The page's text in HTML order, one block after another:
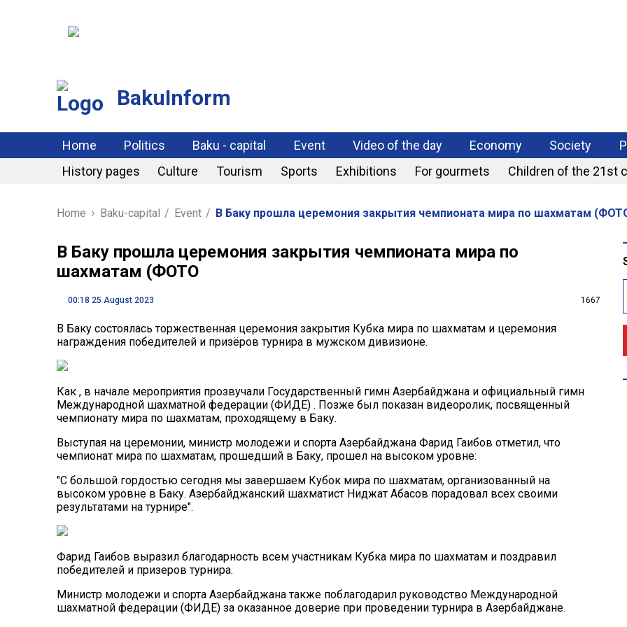
BakuInform
Home Politics Baku - capital Event Video of the day Economy Society
History pages
Culture Tourism Sports Exhibitions For gourmets Children of the 21st
Home Baku-capital / Event / В Баку прошла церемония закрытия чемпионата мира по шахматам
В Баку прошла церемония закрытия чемпионата мира по
шахматам (ФОТО
00:18 25 August 2023 1667
В Баку состоялась торжественная церемония закрытия Кубка мира по шахматам и церемония
награждения победителей и призёров турнира в мужском дивизионе.
Как , в начале мероприятия прозвучали Государственный гимн Азербайджана и официальный гимн
Международной шахматной федерации (ФИДЕ) . Позже был показан видеоролик, посвященный
чемпионату мира по шахматам, проходящему в Баку.
Выступая на церемонии, министр молодежи и спорта Азербайджана Фарид Гаибов отметил, что
чемпионат мира по шахматам, прошедший в Баку, прошел на высоком уровне:
"С большой гордостью сегодня мы завершаем Кубок мира по шахматам, организованный на
высоком уровне в Баку. Азербайджанский шахматист Ниджат Абасов порадовал всех своими
результатами на турнире".
Фарид Гаибов выразил благодарность всем участникам Кубка мира по шахматам и поздравил
победителей и призеров турнира.
Министр молодежи и спорта Азербайджана также поблагодарил руководство Международной
шахматной федерации (ФИДЕ) за оказанное доверие при проведении турнира в Азербайджане.